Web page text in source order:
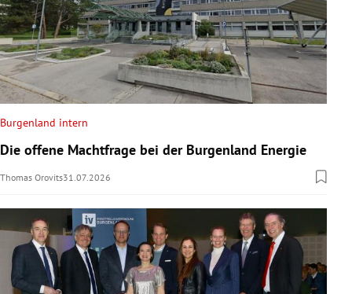
Burgenland intern
Die offene Machtfrage bei der Burgenland Energie
Thomas Orovits31.07.2026